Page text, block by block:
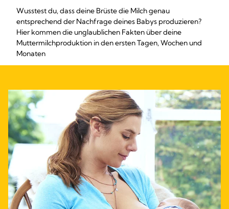
Wusstest du, dass deine Brüste die Milch genau
entsprechend der Nachfrage deines Babys produzieren?
Hier kommen die unglaublichen Fakten über deine
Muttermilchproduktion in den ersten Tagen, Wochen und
Monaten